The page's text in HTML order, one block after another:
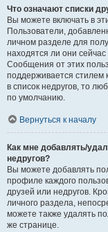
Что означают списки
Вы можете включать в
Пользователи,
личном разделе для
находятся ли они
Сообщения от этих
поддерживается стилем
в список недругов, то
по умолчанию.
Вернуться к началу
Как мне добавлять/
недругов?
Вы можете добавлять
профиле каждого
друзей или недругов.
личного раздела,
можете также удалять
же странице.